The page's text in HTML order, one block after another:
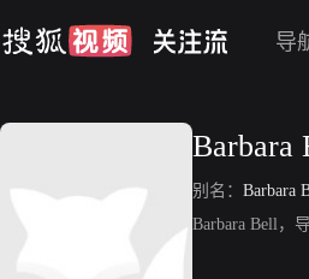
导
Barbara
别名： Barbara
Barbara Bell，